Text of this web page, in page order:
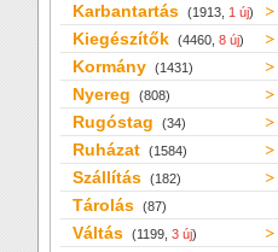
Karbantartás (1913, 1 új)
Kiegészítők (4460, 8 új)
Kormány (1431)
Nyereg (808)
Rugóstag (34)
Ruházat (1584)
Szállítás (182)
Tárolás (87)
Váltás (1199, 3 új)